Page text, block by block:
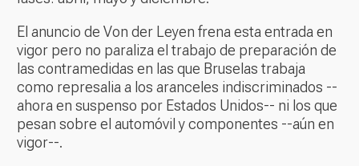
El anuncio de Von der Leyen frena esta entrada en
vigor pero no paraliza el trabajo de preparación de
las contramedidas en las que Bruselas trabaja
como represalia a los aranceles indiscriminados --
ahora en suspenso por Estados Unidos-- ni los que
pesan sobre el automóvil y componentes --aún en
vigor--.